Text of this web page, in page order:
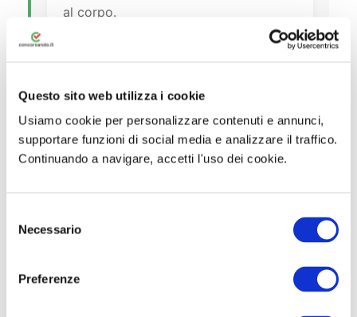
Questo sito web utilizza i cookie
Usiamo cookie per personalizzare contenuti e annunci,
supportare funzioni di social media e analizzare il traffico.
Continuando a navigare, accetti l'uso dei cookie.
Necessario
Preferenze
al corpo.
concorsi Difesa?
I concorsi prevedono generalmente:
prove scritte (quiz di cultura generale,
valutazione dei titoli e colloquio
delle prove variano in base al bando.